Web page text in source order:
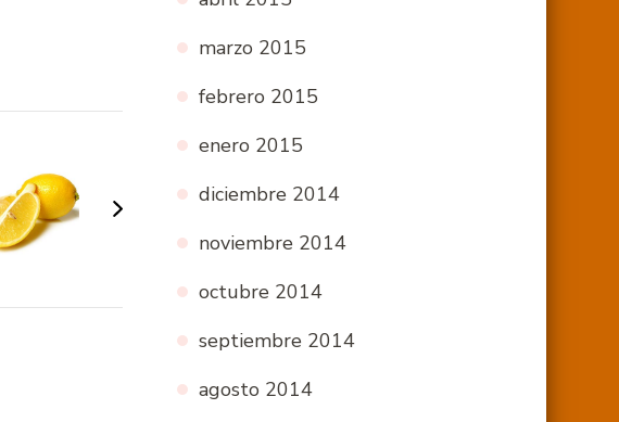
marzo 2015
febrero 2015
enero 2015
diciembre 2014
noviembre 2014
octubre 2014
septiembre 2014
agosto 2014